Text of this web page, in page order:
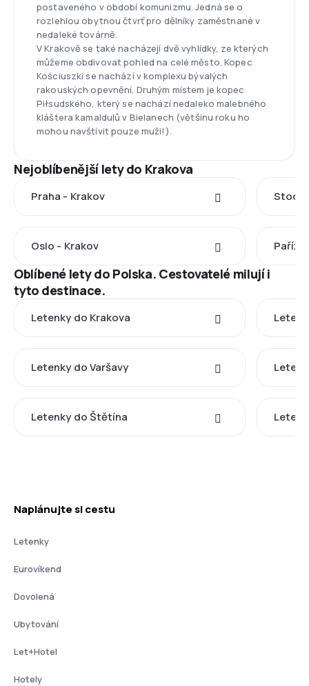
postaveného v období komunizmu. Jedná se o
rozlehlou obytnou čtvrť pro dělníky zaměstnané v
nedaleké továrně.
V Krakově se také nacházejí dvě vyhlídky, ze kterých
můžeme obdivovat pohled na celé město. Kopec
Kościuszki se nachází v komplexu bývalých
rakouských opevnění. Druhým místem je kopec
Piłsudského, který se nachází nedaleko malebného
kláštera kamaldulů v Bielanech (většinu roku ho
mohou navštívit pouze muži!).
Nejoblíbenější lety do Krakova
Praha - Krakov
Oslo - Krakov Paříž
Oblíbené lety do Polska. Cestovatelé milují i
tyto destinace.
Letenky do Krakova
Letenky do Varšavy
Letenky do Štětína
Naplánujte si cestu
Letenky
Eurovíkend
Dovolená
Ubytování
Let+Hotel
Hotely